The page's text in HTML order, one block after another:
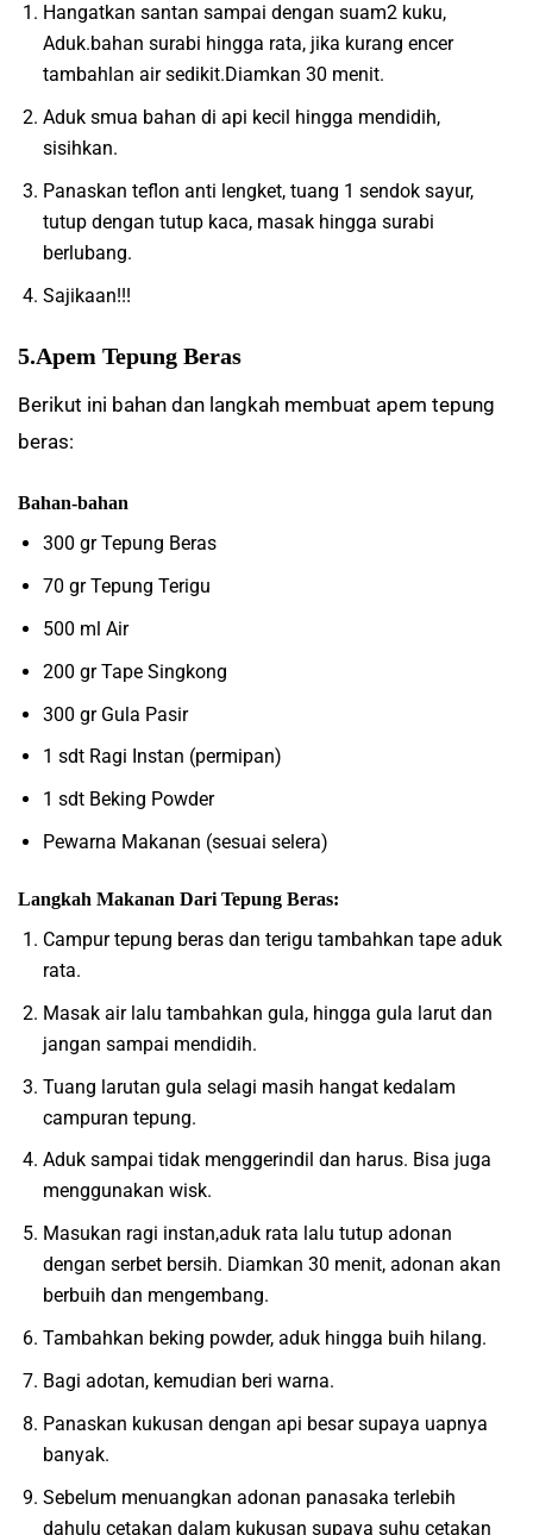
Hangatkan santan sampai dengan suam2 kuku,
Aduk.bahan surabi hingga rata, jika kurang encer
tambahlan air sedikit.Diamkan 30 menit.
Aduk smua bahan di api kecil hingga mendidih,
sisihkan.
Panaskan teflon anti lengket, tuang 1 sendok sayur,
tutup dengan tutup kaca, masak hingga surabi
berlubang.
Sajikaan!!!
5.Apem Tepung Beras
Berikut ini bahan dan langkah membuat apem tepung
beras:
Bahan-bahan
300 gr Tepung Beras
70 gr Tepung Terigu
500 ml Air
200 gr Tape Singkong
300 gr Gula Pasir
1 sdt Ragi Instan (permipan)
1 sdt Beking Powder
Pewarna Makanan (sesuai selera)
Langkah Makanan Dari Tepung Beras:
Campur tepung beras dan terigu tambahkan tape aduk
rata.
Masak air lalu tambahkan gula, hingga gula larut dan
jangan sampai mendidih.
Tuang larutan gula selagi masih hangat kedalam
campuran tepung.
Aduk sampai tidak menggerindil dan harus. Bisa juga
menggunakan wisk.
Masukan ragi instan,aduk rata lalu tutup adonan
dengan serbet bersih. Diamkan 30 menit, adonan akan
berbuih dan mengembang.
Tambahkan beking powder, aduk hingga buih hilang.
Bagi adotan, kemudian beri warna.
Panaskan kukusan dengan api besar supaya uapnya
banyak.
Sebelum menuangkan adonan panasaka terlebih
dahulu cetakan dalam kukusan supaya suhu cetakan